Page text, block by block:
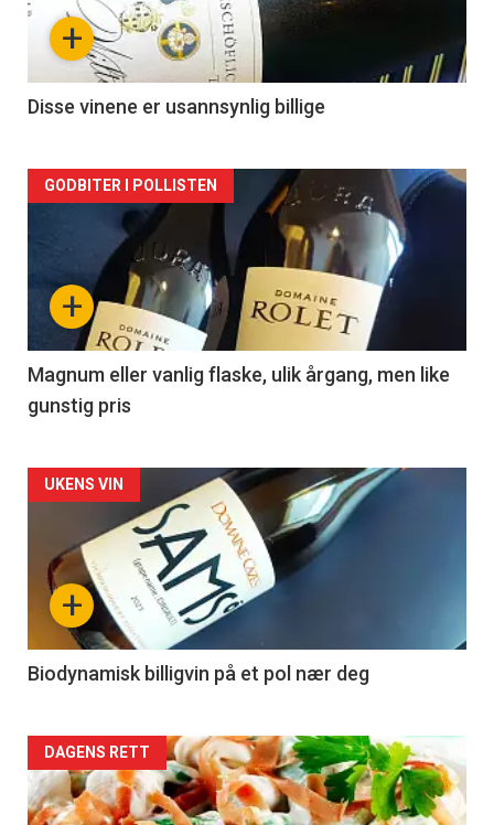
nå
2
+
Disse vinene er usannsynlig billige
Forsiden
akkurat
nå
3
+
GODBITER I POLLISTEN
Magnum eller vanlig flaske, ulik årgang, men like
gunstig pris
Forsiden
akkurat
nå
4
+
UKENS VIN
Biodynamisk billigvin på et pol nær deg
Forsiden
akkurat
DAGENS RETT